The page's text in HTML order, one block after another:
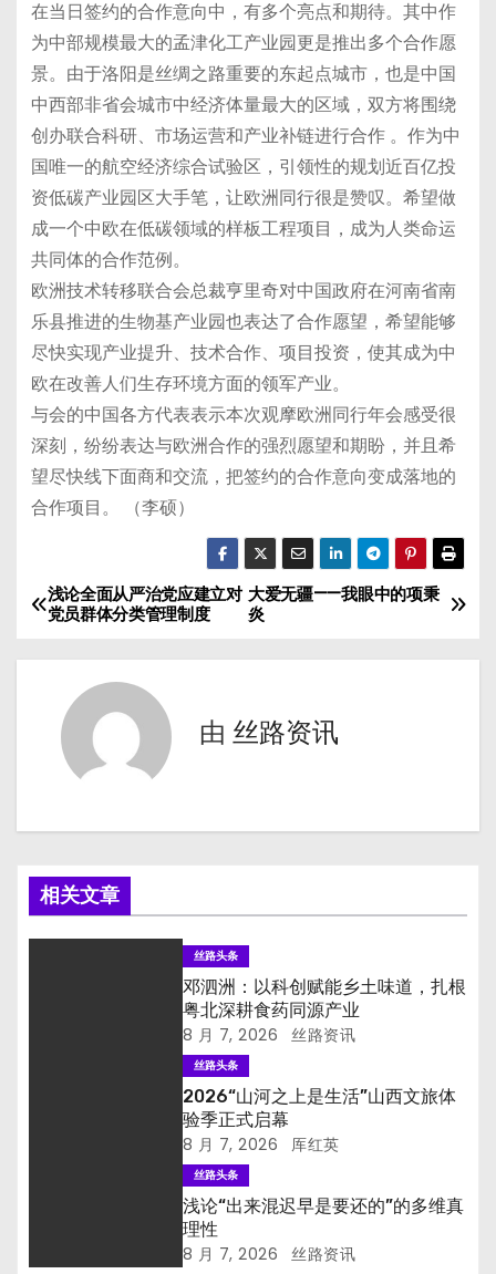
在当日签约的合作意向中，有多个亮点和期待。其中作
为中部规模最大的孟津化工产业园更是推出多个合作愿
景。由于洛阳是丝绸之路重要的东起点城市，也是中国
中西部非省会城市中经济体量最大的区域，双方将围绕
创办联合科研、市场运营和产业补链进行合作 。作为中
国唯一的航空经济综合试验区，引领性的规划近百亿投
资低碳产业园区大手笔，让欧洲同行很是赞叹。希望做
成一个中欧在低碳领域的样板工程项目，成为人类命运
共同体的合作范例。
欧洲技术转移联合会总裁亨里奇对中国政府在河南省南
乐县推进的生物基产业园也表达了合作愿望，希望能够
尽快实现产业提升、技术合作、项目投资，使其成为中
欧在改善人们生存环境方面的领军产业。
与会的中国各方代表表示本次观摩欧洲同行年会感受很
深刻，纷纷表达与欧洲合作的强烈愿望和期盼，并且希
望尽快线下面商和交流，把签约的合作意向变成落地的
合作项目。 （李硕）
文
章
航
大爱无疆——我眼中的项秉
炎
浅论全面从严治党应建立对
党员群体分类管理制度
由 丝路资讯
相关文章
丝路头条
邓泗洲：以科创赋能乡土味道，扎根
粤北深耕食药同源产业
8 月 7, 2026 丝路资讯
丝路头条
2026“山河之上是生活”山西文旅体
验季正式启幕
8 月 7, 2026 厍红英
丝路头条
浅论“出来混迟早是要还的”的多维真
理性
8 月 7, 2026 丝路资讯